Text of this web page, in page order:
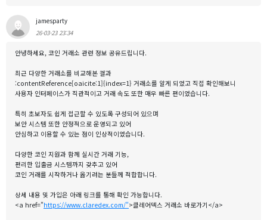
jamesparty
26-03-23 23:34
안녕하세요, 코인 거래소 관련 정보 공유드립니다.
최근 다양한 거래소를 비교해본 결과
:contentReference[oaicite:1]{index=1} 거래소를 알게 되었고 직접 확인해보니
사용자 인터페이스가 직관적이고 거래 속도 또한 매우 빠른 편이었습니다.
특히 초보자도 쉽게 접근할 수 있도록 구성되어 있으며
보안 시스템 또한 안정적으로 운영되고 있어
안심하고 이용할 수 있는 점이 인상적이었습니다.
다양한 코인 지원과 함께 실시간 거래 기능,
편리한 입출금 시스템까지 갖추고 있어
코인 거래를 시작하거나 옮기려는 분들께 적합합니다.
상세 내용 및 가입은 아래 링크를 통해 확인 가능합니다.
<a href="https://www.claredex.com/">클레어덱스 거래소 바로가기</a>